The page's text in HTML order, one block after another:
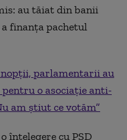
au tăiat din banii
finanța pachetul
parlamentarii au
o asociație anti-
am știut ce votăm”
înțelegere cu PSD